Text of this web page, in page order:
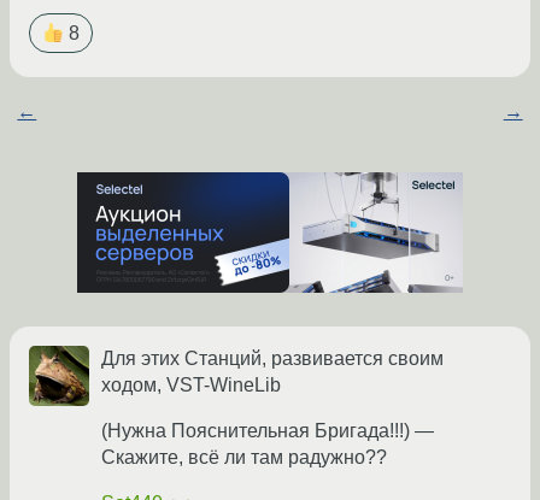
8
← →
Для этих Станций, развивается своим
ходом, VST-WineLib
(Нужна Пояснительная Бригада!!!) —
Скажите, всё ли там радужно??